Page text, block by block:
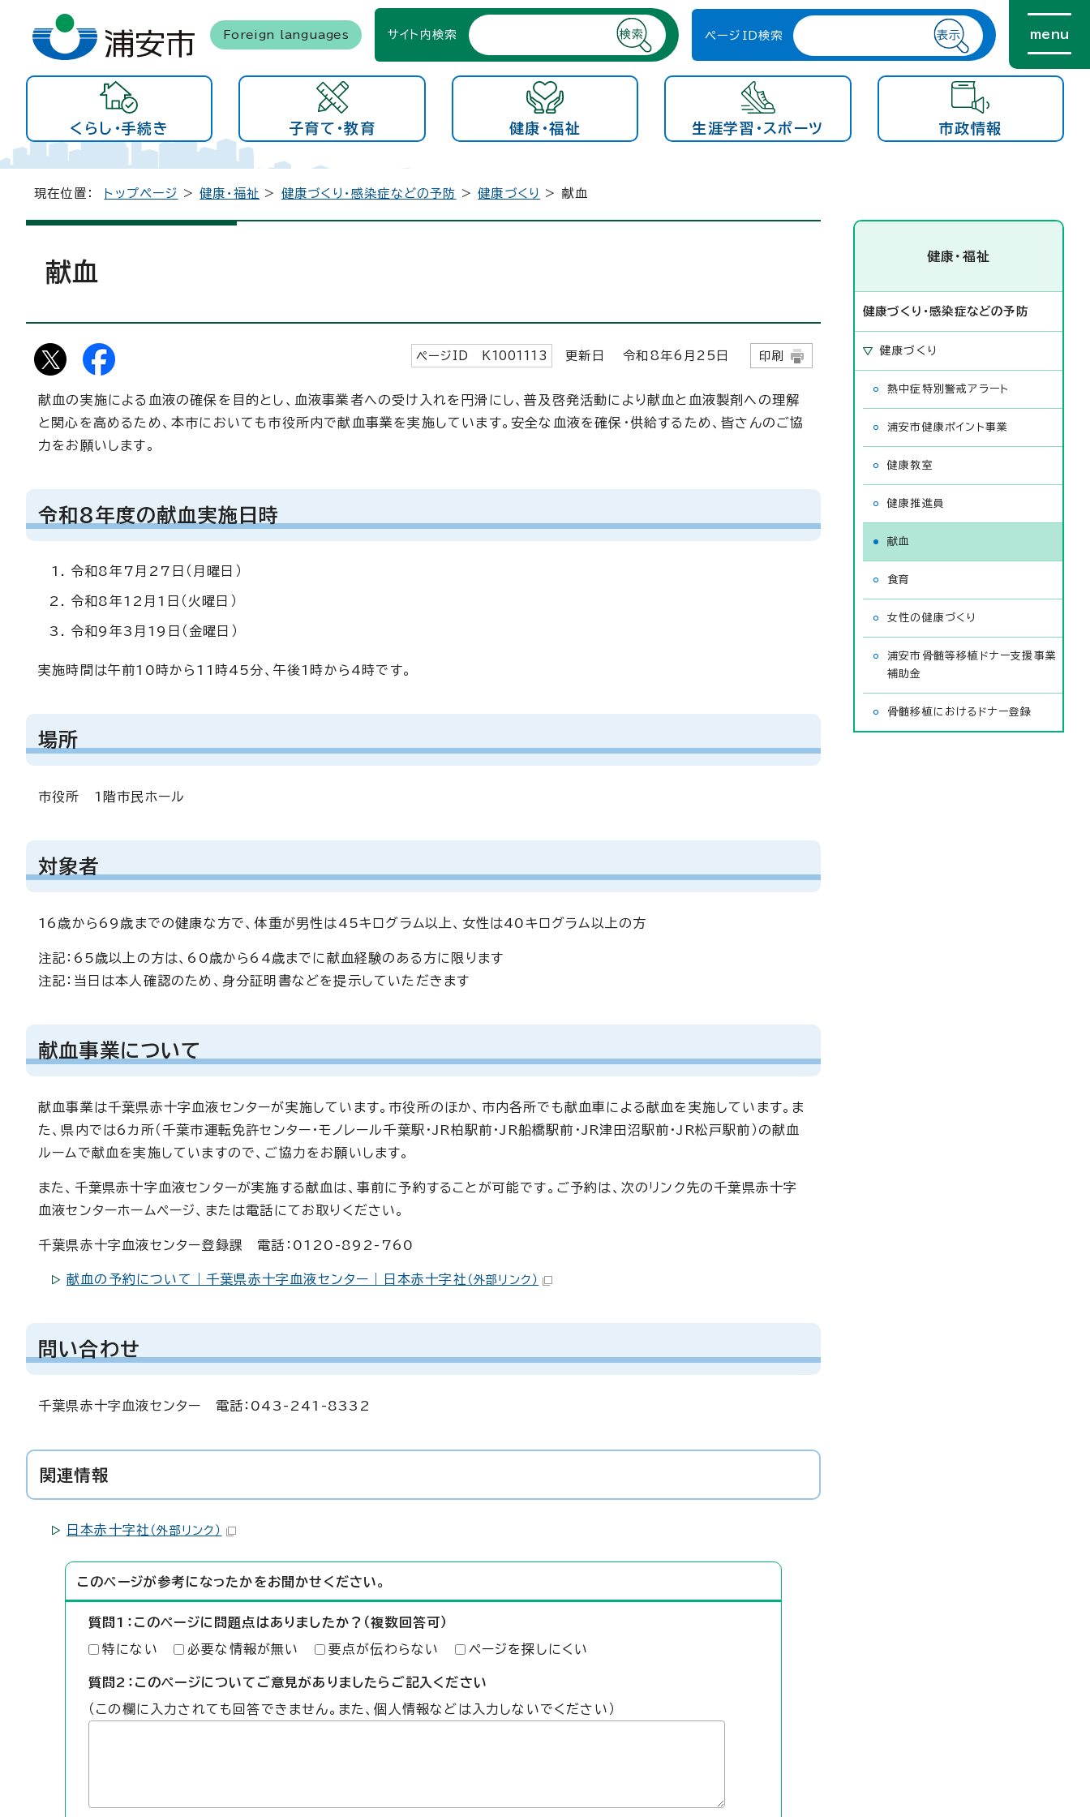
Foreign languages サイト内検索 ページID検索 menu
くらし・手続き 子育て・教育 健康・福祉 生涯学習・スポーツ 市政情報
現在位置： トップページ >健康・福祉 > 健康づくり・感染症などの予防 >健康づくり > 献血
献血
ページID K 1001113 更新日 令和8年6月 25 日 印刷
献血の実施による血液の確保を目的とし、血液事業者への受け入れを円滑にし、普及啓発活動により献血と血液製剤への理解
と関心を高めるため、本市においても市役所内で献血事業を実施しています。安全な血液を確保・供給するため、皆さんのご協
力をお願いします。
令和8年度の献血実施日時
令和8年7月27日（月曜日）
令和8年12月1日（火曜日）
令和9年3月19日（金曜日）
実施時間は午前10時から11時45分、午後1時から4時です。
場所
市役所 1階市民ホール
対象者
16歳から69歳までの健康な方で、体重が男性は45キログラム以上、女性は40キログラム以上の方
注記：65歳以上の方は、60歳から64歳までに献血経験のある方に限ります
注記：当日は本人確認のため、身分証明書などを提示していただきます
献血事業について
献血事業は千葉県赤十字血液センターが実施しています。市役所のほか、市内各所でも献血車による献血を実施しています。ま
た、県内では6カ所（千葉市運転免許センター・モノレール千葉駅・JR柏駅前・JR船橋駅前・JR津田沼駅前・JR松戸駅前）の献血
ルームで献血を実施していますので、ご協力をお願いします。
また、千葉県赤十字血液センターが実施する献血は、事前に予約することが可能です。ご予約は、次のリンク先の千葉県赤十字
血液センターホームページ、または電話にてお取りください。
千葉県赤十字血液センター登録課 電話：0120-892-760
献血の予約について｜千葉県赤十字血液センター｜日本赤十字社 （外部リンク）
問い合わせ
千葉県赤十字血液センター 電話：043-241-8332
関連情報
日本赤十字社 （外部リンク）
このページが参考になったかをお聞かせください。
質問1：このページに問題点はありましたか？（複数回答可）
特にない 必要な情報が無い 要点が伝わらない ページを探しにくい
質問2：このページについてご意見がありましたらご記入ください
（この欄に入力されても回答できません。また、個人情報などは入力しないでください）
健康・福祉
健康づくり・感染症などの予防
健康づくり
熱中症特別警戒アラート
浦安市健康ポイント事業
健康教室
健康推進員
献血
食育
女性の健康づくり
浦安市骨髄等移植ドナー支援事業
補助金
骨髄移植におけるドナー登録